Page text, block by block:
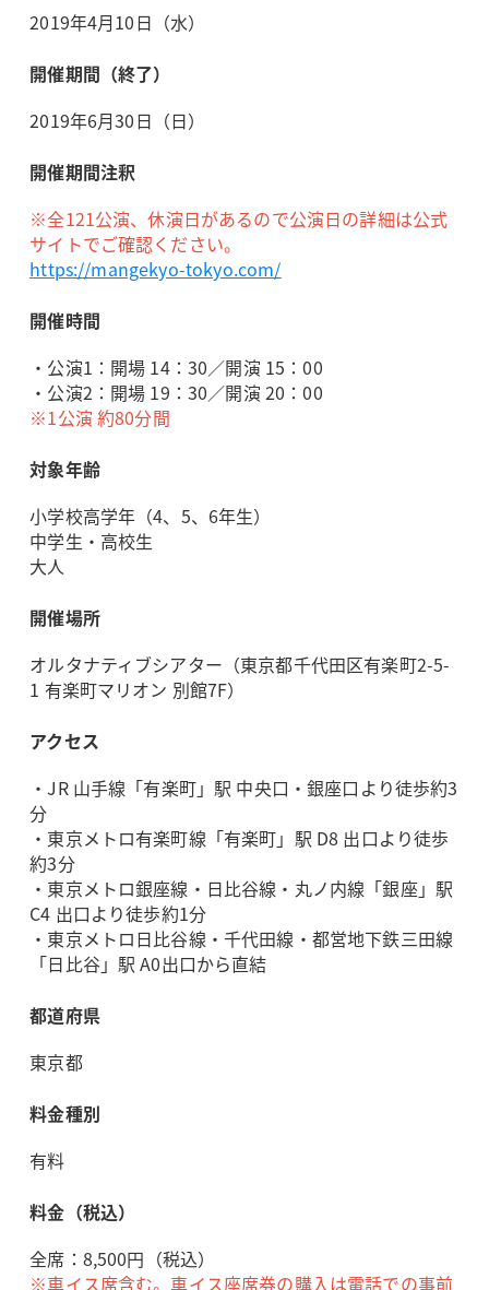
2019年4月10日（水）
開催期間（終了）
2019年6月30日（日）
開催期間注釈
※全121公演、休演日があるので公演日の詳細は公式
サイトでご確認ください。
https://mangekyo-tokyo.com/
開催時間
・公演1：開場 14：30／開演 15：00
・公演2：開場 19：30／開演 20：00
※1公演 約80分間
対象年齢
小学校高学年（4、5、6年生）
中学生・高校生
大人
開催場所
オルタナティブシアター（東京都千代田区有楽町2-5-
1 有楽町マリオン 別館7F）
アクセス
・JR 山手線「有楽町」駅 中央口・銀座口より徒歩約3
分
・東京メトロ有楽町線「有楽町」駅 D8 出口より徒歩
約3分
・東京メトロ銀座線・日比谷線・丸ノ内線「銀座」駅
C4 出口より徒歩約1分
・東京メトロ日比谷線・千代田線・都営地下鉄三田線
「日比谷」駅 A0出口から直結
都道府県
東京都
料金種別
有料
料金（税込）
全席：8,500円（税込）
※車イス席含む。車イス座席券の購入は電話での事前